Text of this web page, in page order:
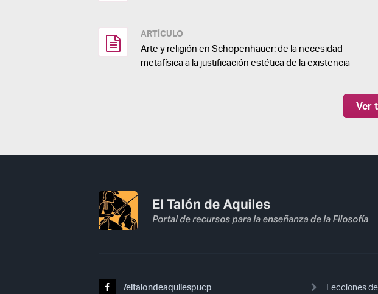
ARTÍCULO
Arte y religión en Schopenhauer: de la necesidad
metafísica a la justificación estética de la existencia
Ver
/eltalondeaquilespucp Lecciones